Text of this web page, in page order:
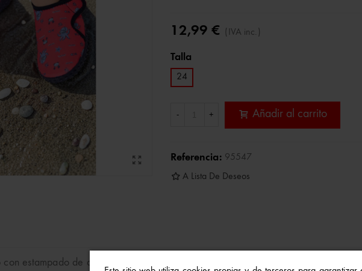
12,99 € (IVA inc.)
Talla
24
- + Añadir al carrito
Referencia: 95547
A Lista De Deseos
estampado de animales marinos son una opción ideal para disfrutar del